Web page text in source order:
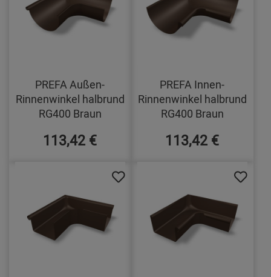
PREFA Außen-
Rinnenwinkel halbrund
RG400 Braun
113,42 €
PREFA Innen-
Rinnenwinkel halbrund
RG400 Braun
113,42 €